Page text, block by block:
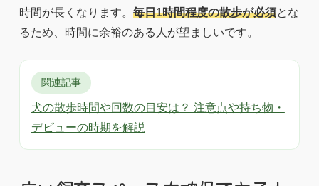
時間が長くなります。 毎日1時間程度の散歩が必須とな
るため、時間に余裕のある人が望ましいです。
関連記事
犬の散歩時間や回数の目安は？ 注意点や持ち物・
デビューの時期を解説